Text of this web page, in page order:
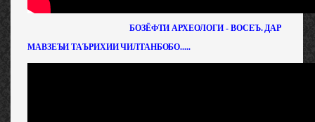
БОЗЁФТИ АРХЕОЛОГИ - ВОСЕЪ. ДАР
МАВЗЕЪИ ТАЪРИХИИ ЧИЛТАНБОБО.....